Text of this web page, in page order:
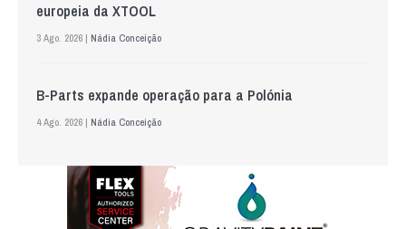
europeia da XTOOL
3 Ago. 2026 | Nádia Conceição
B-Parts expande operação para a Polónia
4 Ago. 2026 | Nádia Conceição